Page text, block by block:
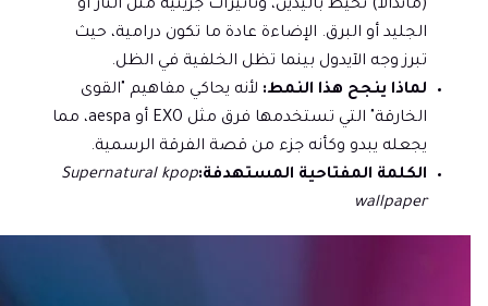
(ماندالا) تحيط باليدين، وتأثيرات جزيئية مثل النار أو
الجليد أو البرق. الإضاءة عادة ما تكون درامية، حيث
تبرز وجه الآيدول بينما تظل الخلفية في الظل.
لماذا ينجح هذا النمط: لأنه يحاكي مفاهيم "القوى
الخارقة" التي تستخدمها فرق مثل EXO أو aespa، مما
يجعله يبدو وكأنه جزء من قصة الفرقة الرسمية.
الكلمة المفتاحية المستهدفة:Supernatural kpop
wallpaper